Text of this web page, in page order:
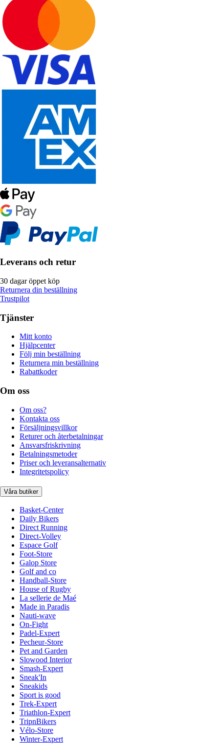
Leverans och retur
30 dagar öppet köp
Returnera din beställning
Trustpilot
Tjänster
Mitt konto
Hjälpcenter
Följ min beställning
Returnera min beställning
Rabattkoder
Om oss
Om oss?
Kontakta oss
Försäljningsvillkor
Returer och återbetalningar
Ansvarsfriskrivning
Betalningsmetoder
Priser och leveransalternativ
Integritetspolicy
Våra butiker
Basket-Center
Daily Bikers
Direct Running
Direct-Volley
Espace Golf
Foot-Store
Galop Store
Golf and co
Handball-Store
House of Rugby
La sellerie de Maé
Made in Paradis
Nauti-wave
On-Fight
Padel-Expert
Pecheur-Store
Pet and Garden
Slowood Interior
Smash-Expert
Sneak'In
Sneakids
Sport is good
Trek-Expert
Triathlon-Expert
TripnBikers
Vélo-Store
Winter-Expert